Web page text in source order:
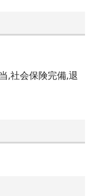
,社会保険完備,退